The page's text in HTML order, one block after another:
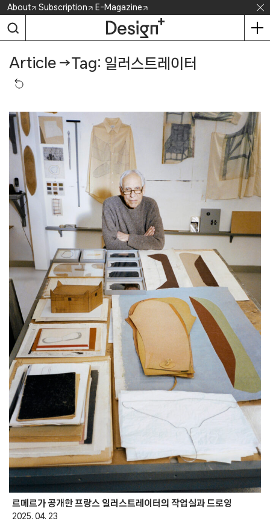
Skip
content
About Subscription E-Magazine
Article →Tag: 일러스트레이터
르메르가 공개한 프랑스 일러스트레이터의 작업실과 드로잉
2025. 04. 23